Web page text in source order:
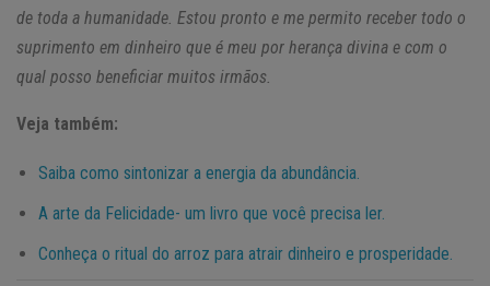
de toda a humanidade. Estou pronto e me permito receber todo o
suprimento em dinheiro que é meu por herança divina e com o
qual posso beneficiar muitos irmãos.
Veja também:
Saiba como sintonizar a energia da abundância.
A arte da Felicidade- um livro que você precisa ler.
Conheça o ritual do arroz para atrair dinheiro e prosperidade.